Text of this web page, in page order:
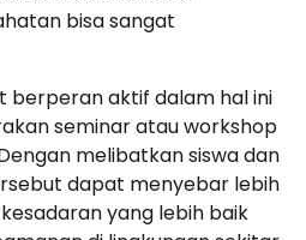
bisa sangat
berperan aktif dalam hal ini
seminar atau workshop
melibatkan siswa dan
dapat menyebar lebih
yang lebih baik